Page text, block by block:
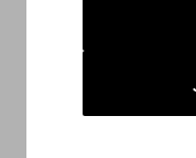
#CHROME HEARTS